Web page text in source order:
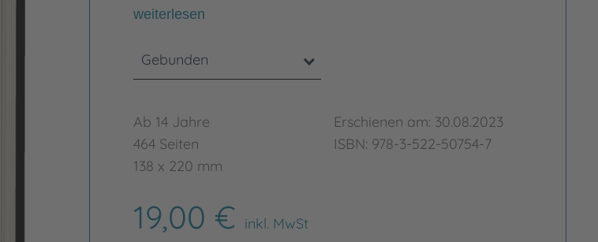
weiterlesen
Gebunden
Ab 14 Jahre
464 Seiten
138 x 220 mm
Erschienen am: 30.08.2023
ISBN: 978-3-522-50754-7
19,00 € inkl. MwSt